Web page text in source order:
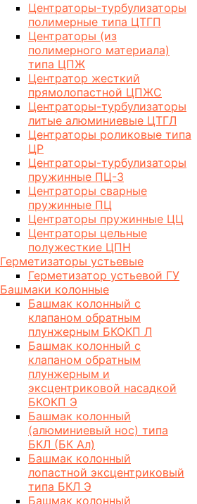
Центраторы-турбулизаторы
полимерные типа ЦТГП
Центраторы (из
полимерного материала)
типа ЦПЖ
Центратор жесткий
прямолопастной ЦПЖС
Центраторы-турбулизаторы
литые алюминиевые ЦТГЛ
Центраторы роликовые типа
ЦР
Центраторы-турбулизаторы
пружинные ПЦ-3
Центраторы сварные
пружинные ПЦ
Центраторы пружинные ЦЦ
Центраторы цельные
полужесткие ЦПН
Герметизаторы устьевые
Герметизатор устьевой ГУ
Башмаки колонные
Башмак колонный с
клапаном обратным
плунжерным БКОКП Л
Башмак колонный с
клапаном обратным
плунжерным и
эксцентриковой насадкой
БКОКП Э
Башмак колонный
(алюминиевый нос) типа
БКЛ (БК Ал)
Башмак колонный
лопастной эксцентриковый
типа БКЛ Э
Башмак колонный